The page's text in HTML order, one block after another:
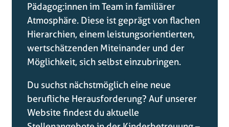
Pädagog:innen im Team infamiliärer
Atmosphäre. Diese ist geprägt von flachen
Hierarchien, einem leistungsorientierten,
wertschätzenden Miteinander und der
Möglichkeit, sich selbst einzubringen.
Du suchst nächstmöglich eine neue
berufliche Herausforderung? Auf unserer
Website findest du aktuelle